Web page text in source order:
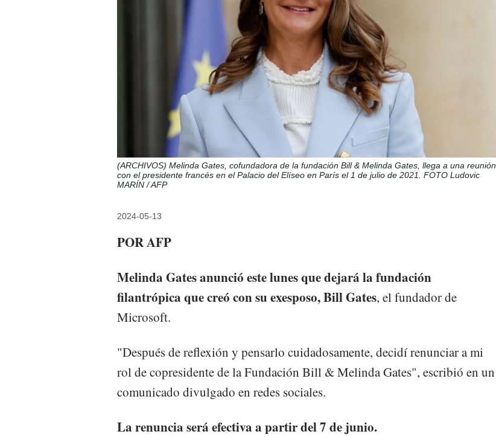
(ARCHIVOS) Melinda Gates, cofundadora de la fundación Bill & Melinda Gates, llega a una reunión
con el presidente francés en el Palacio del Elíseo en París el 1 de julio de 2021. FOTO Ludovic
MARÍN / AFP
2024-05-13
POR AFP
Melinda Gates anunció este lunes que dejará la fundación
filantrópica que creó con su exesposo, Bill Gates, el fundador de
Microsoft.
"Después de reflexión y pensarlo cuidadosamente, decidí renunciar a mi
rol de copresidente de la Fundación Bill & Melinda Gates", escribió en un
comunicado divulgado en redes sociales.
La renuncia será efectiva a partir del 7 de junio.